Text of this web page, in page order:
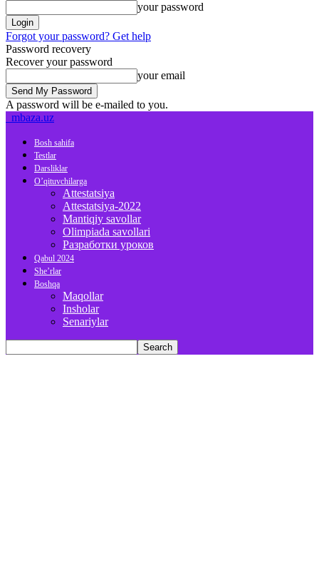
your password
Forgot your password? Get help
Password recovery
Recover your password
your email
A password will be e-mailed to you.
mbaza.uz
Bosh sahifa
Testlar
Darsliklar
O’qituvchilarga
Attestatsiya
Attestatsiya-2022
Mantiqiy savollar
Olimpiada savollari
Разработки уроков
Qabul 2024
She’rlar
Boshqa
Maqollar
Insholar
Senariylar